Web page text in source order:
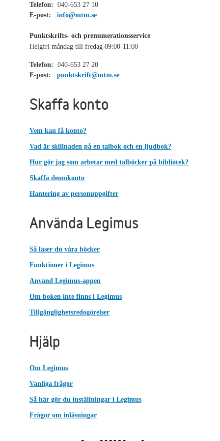
Telefon: 040-653 27 10
E-post:
info@mtm.se
Punktskrifts- och prenumerationsservice
Helgfri måndag till fredag 09:00-11:00
Telefon: 040-653 27 20
E-post:
punktskrift@mtm.se
Skaffa konto
Vem kan få konto?
Vad är skillnaden på en talbok och en ljudbok?
Hur gör jag som arbetar med talböcker på bibliotek?
Skaffa demokonto
Hantering av personuppgifter
Använda Legimus
Så läser du våra böcker
Funktioner i Legimus
Använd Legimus-appen
Om boken inte finns i Legimus
Tillgänglighetsredogörelser
Hjälp
Om Legimus
Vanliga frågor
Så här gör du inställningar i Legimus
Frågor om inläsningar